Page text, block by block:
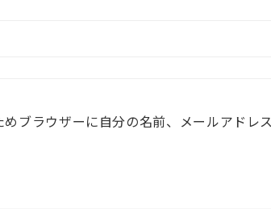
ブラウザーに自分の名前、メールアドレ